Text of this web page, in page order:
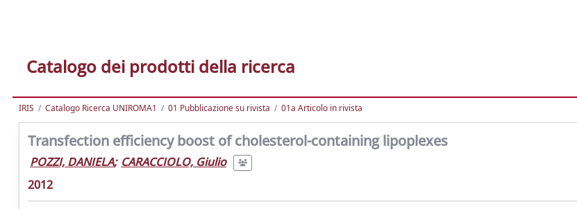
Catalogo dei prodotti della ricerca
IRIS Catalogo Ricerca UNIROMA1 01 Pubblicazione su rivista 01a Articolo in rivista
Transfection efficiency boost of cholesterol-containing lipoplexes
POZZI, DANIELA; CARACCIOLO, Giulio
2012